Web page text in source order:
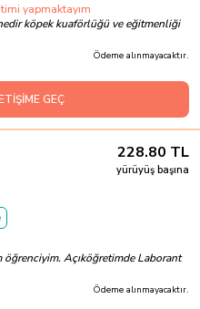
yapmaktayım
köpek kuaförlüğü ve eğitmenliği
Ödeme alınmayacaktır.
GEÇ
228.80 TL
yürüyüş başına
öğrenciyim. Açıköğretimde Laborant
Ödeme alınmayacaktır.